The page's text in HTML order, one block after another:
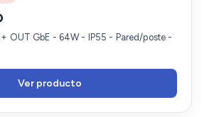
OUT GbE - 64W - IP55 - Pared/poste -
Ver producto